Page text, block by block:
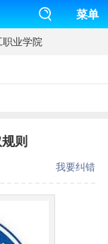
菜单
业学院
则
我要纠错